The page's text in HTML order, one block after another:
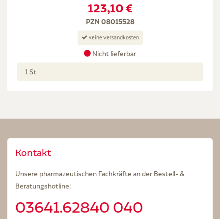
123,10 €
PZN 08015528
Keine Versandkosten
Nicht lieferbar
1 St
Kontakt
Unsere pharmazeutischen Fachkräfte an der Bestell- &
Beratungshotline:
03641.62840 040